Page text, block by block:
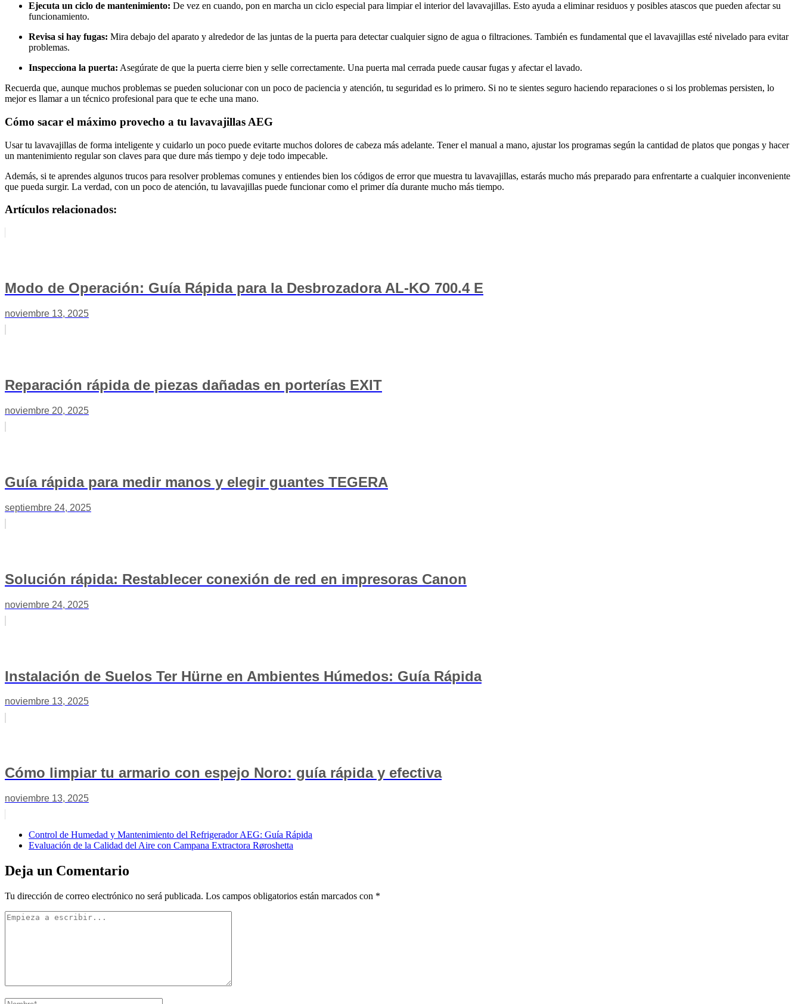
Ejecuta un ciclo de mantenimiento: De vez en cuando, pon en marcha un ciclo especial para limpiar el interior del lavavajillas. Esto ayuda a eliminar residuos y posibles atascos que pueden afectar su
funcionamiento.
Revisa si hay fugas: Mira debajo del aparato y alrededor de las juntas de la puerta para detectar cualquier signo de agua o filtraciones. También es fundamental que el lavavajillas esté nivelado para evitar
problemas.
Inspecciona la puerta: Asegúrate de que la puerta cierre bien y selle correctamente. Una puerta mal cerrada puede causar fugas y afectar el lavado.
Recuerda que, aunque muchos problemas se pueden solucionar con un poco de paciencia y atención, tu seguridad es lo primero. Si no te sientes seguro haciendo reparaciones o si los problemas persisten, lo
mejor es llamar a un técnico profesional para que te eche una mano.
Cómo sacar el máximo provecho a tu lavavajillas AEG
Usar tu lavavajillas de forma inteligente y cuidarlo un poco puede evitarte muchos dolores de cabeza más adelante. Tener el manual a mano, ajustar los programas según la cantidad de platos que pongas y hacer
un mantenimiento regular son claves para que dure más tiempo y deje todo impecable.
Además, si te aprendes algunos trucos para resolver problemas comunes y entiendes bien los códigos de error que muestra tu lavavajillas, estarás mucho más preparado para enfrentarte a cualquier inconveniente
que pueda surgir. La verdad, con un poco de atención, tu lavavajillas puede funcionar como el primer día durante mucho más tiempo.
Artículos relacionados:
Modo de Operación: Guía Rápida para la Desbrozadora AL-KO 700.4 E
noviembre 13, 2025
Reparación rápida de piezas dañadas en porterías EXIT
noviembre 20, 2025
Guía rápida para medir manos y elegir guantes TEGERA
septiembre 24, 2025
Solución rápida: Restablecer conexión de red en impresoras Canon
noviembre 24, 2025
Instalación de Suelos Ter Hürne en Ambientes Húmedos: Guía Rápida
noviembre 13, 2025
Cómo limpiar tu armario con espejo Noro: guía rápida y efectiva
noviembre 13, 2025
Control de Humedad y Mantenimiento del Refrigerador AEG: Guía Rápida
Evaluación de la Calidad del Aire con Campana Extractora Røroshetta
Deja un Comentario
Tu dirección de correo electrónico no será publicada. Los campos obligatorios están marcados con *